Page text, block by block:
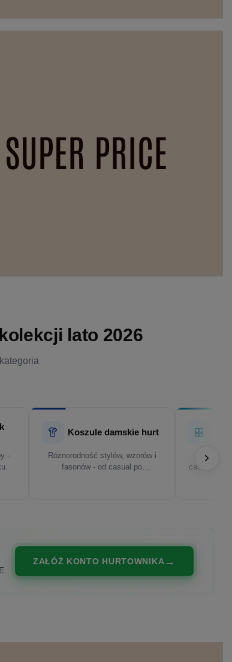
lato 2026
-
Koszule damskie hurt
Różnorodność stylów, wzorów i
fasonów - od casual po
casualowe,
ZAŁÓŻ KONTO HURTOWNIKA